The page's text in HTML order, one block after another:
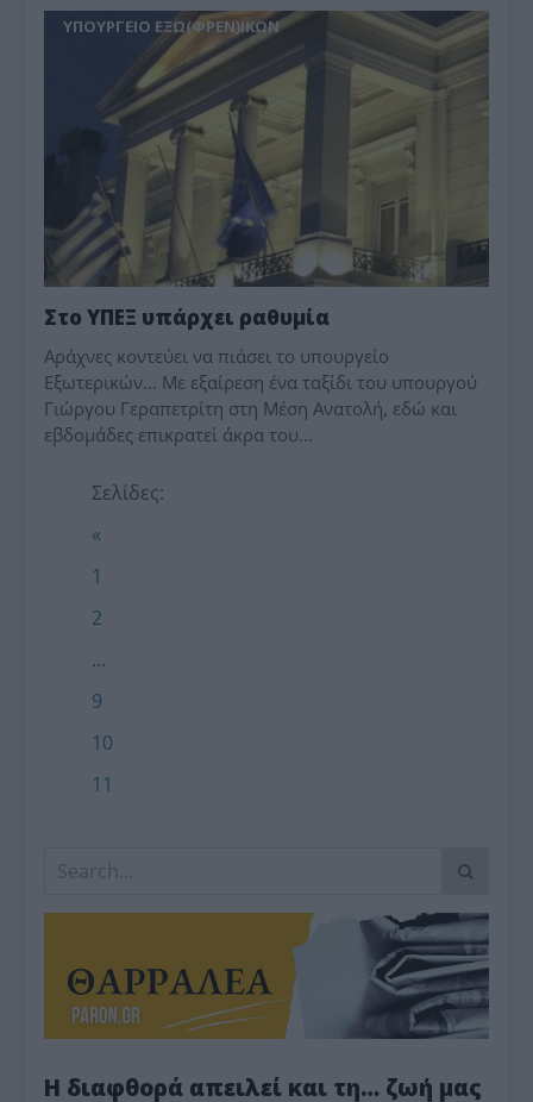
ΥΠΟΥΡΓΕΙΟ ΕΞΩ(ΦΡΕΝ)ΙΚΩΝ
Στο ΥΠΕΞ υπάρχει ραθυμία
Aράχνες κοντεύει να πιάσει το υπουργείο
Εξωτερικών… Με εξαίρεση ένα ταξίδι του υπουργού
Γιώργου Γεραπετρίτη στη Μέση Ανατολή, εδώ και
εβδομάδες επικρατεί άκρα του...
Σελίδες:
«
1
2
...
9
10
11
Η διαφθορά απειλεί και τη… ζωή μας